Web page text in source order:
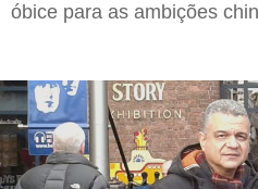
óbice para as ambições